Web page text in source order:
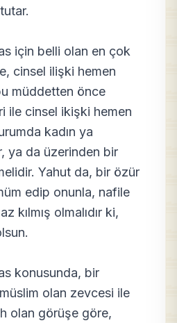
için belli olan en çok
cinsel ilişki hemen
müddetten önce
ile cinsel ikişki hemen
kadın ya
ya da üzerinden bir
Yahut da, bir özür
edip onunla, nafile
kılmış olmalıdır ki,
konusunda, bir
olan zevcesi ile
olan görüşe göre,